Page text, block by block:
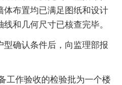
体布置均已满足图纸和设计
和几何尺寸已核查完毕。
确认条件后，向监理部报
作验收的检验批为一个楼